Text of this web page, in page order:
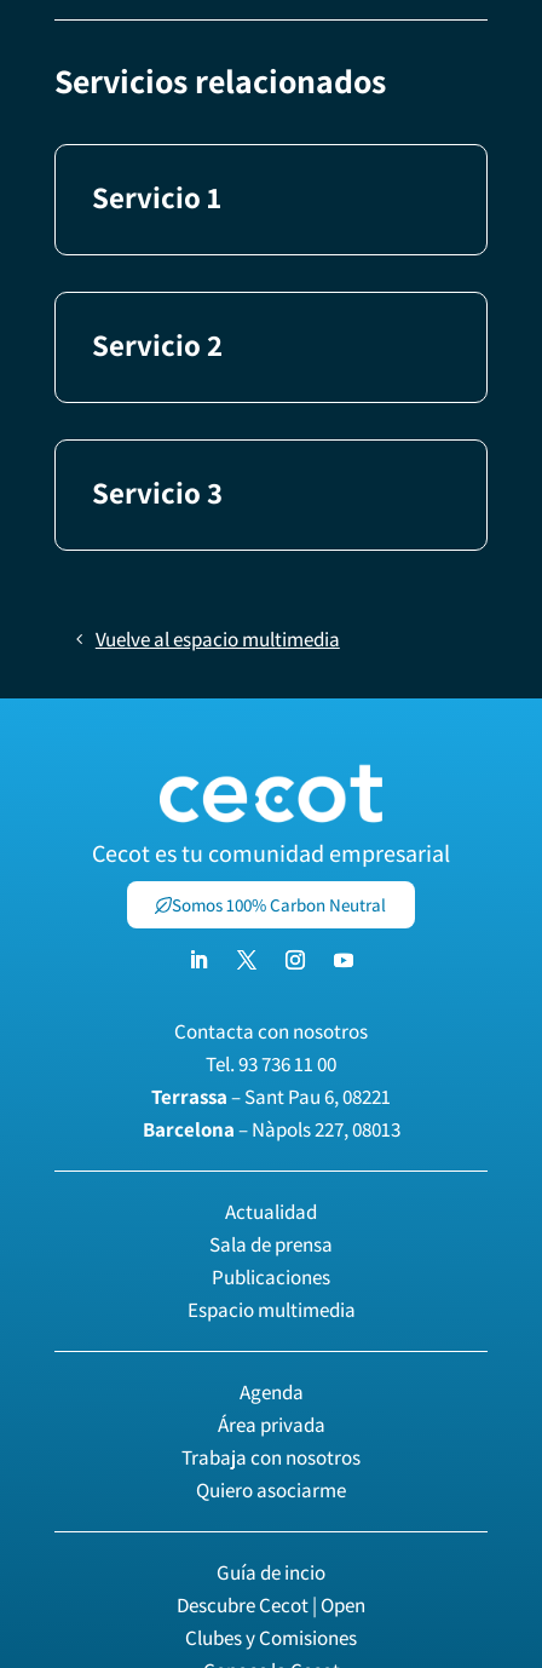
Servicios relacionados
Servicio 1
Servicio 2
Servicio 3
Vuelve al espacio multimedia
Cecot es tu comunidad empresarial
Somos 100% Carbon Neutral
Contacta con nosotros
Tel.93 736 11 00
Terrassa– Sant Pau 6, 08221
Barcelona– Nàpols 227, 08013
Actualidad
Sala de prensa
Publicaciones
Espacio multimedia
Agenda
Área privada
Trabaja con nosotros
Quiero asociarme
Guía de incio
Descubre Cecot | Open
Clubes y Comisiones